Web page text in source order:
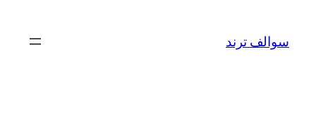
المحتوى
سوالف ترند